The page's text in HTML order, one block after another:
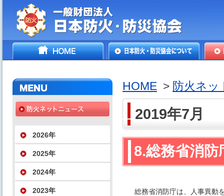
一般財団法人日本防火・防
HOME
2026年
2025年
2024年
2023年
HOME > 防火ネッ
2019年7月
8.総務省消防
総務省消防庁は、人事異動